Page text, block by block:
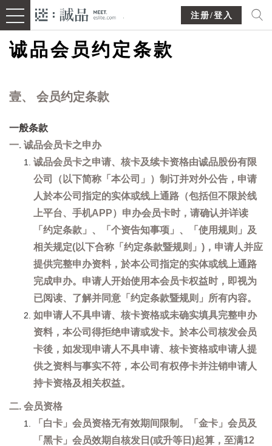
注册/登入
诚品会员约定条款
壹、 会员约定条款
一般条款
一. 诚品会员卡之申办
诚品会员卡之申请、核卡及续卡资格由诚品股份有限
公司（以下简称「本公司」）制订并对外公告，申请
人於本公司指定的实体或线上通路（包括但不限於线
上平台、手机APP）申办会员卡时，请确认并详读
「约定条款」、「个资告知事项」、「使用规则」及
相关规定(以下合称「约定条款暨规则」)，申请人并应
提供完整申办资料，於本公司指定的实体或线上通路
完成申办。申请人开始使用本会员卡权益时，即视为
已阅读、了解并同意「约定条款暨规则」所有内容。
如申请人不具申请、核卡资格或未确实填具完整申办
资料，本公司得拒绝申请或发卡。於本公司核发会员
卡後，如发现申请人不具申请、核卡资格或申请人提
供之资料与事实不符，本公司有权停卡并注销申请人
持卡资格及相关权益。
二. 会员资格
「白卡」会员资格无有效期间限制。「金卡」会员及
「黑卡」会员效期自核发日(或升等日)起算，至满12